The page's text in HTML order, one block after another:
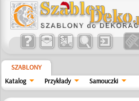
SZABLONY
Katalog
Przykłady Samouczki